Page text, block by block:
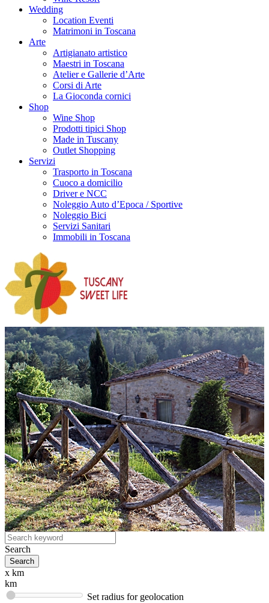
Wedding
Location Eventi
Matrimoni in Toscana
Arte
Artigianato artistico
Maestri in Toscana
Atelier e Gallerie d’Arte
Corsi di Arte
La Gioconda cornici
Shop
Wine Shop
Prodotti tipici Shop
Made in Tuscany
Outlet Shopping
Servizi
Trasporto in Toscana
Cuoco a domicilio
Driver e NCC
Noleggio Auto d’Epoca / Sportive
Noleggio Bici
Servizi Sanitari
Immobili in Toscana
Search
x km
km
Set radius for geolocation